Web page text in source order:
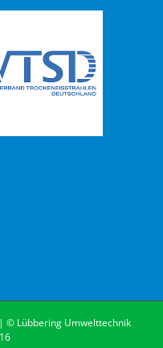
| © Lübbering Umwelttechnik